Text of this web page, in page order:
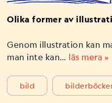
Olika former av
Genom illustration kan
man inte kan… läs mera »
bild